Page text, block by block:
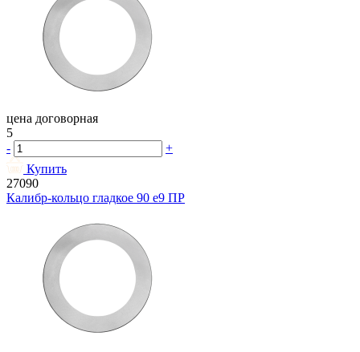
цена договорная
5
-
+
Купить
27090
Калибр-кольцо гладкое 90 e9 ПР